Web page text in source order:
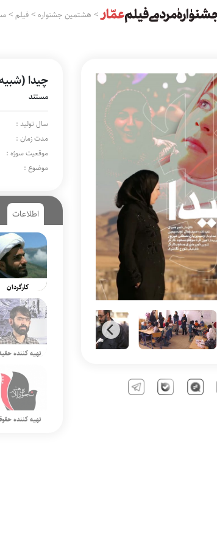
> هشتمین جشنواره >فیلم >
چیدا
مستند
سال تولید :
مدت زمان :
موقعیت سوژه :
موضوع :
اطلاعات
کارگردان
تهیه کننده
تهیه کننده